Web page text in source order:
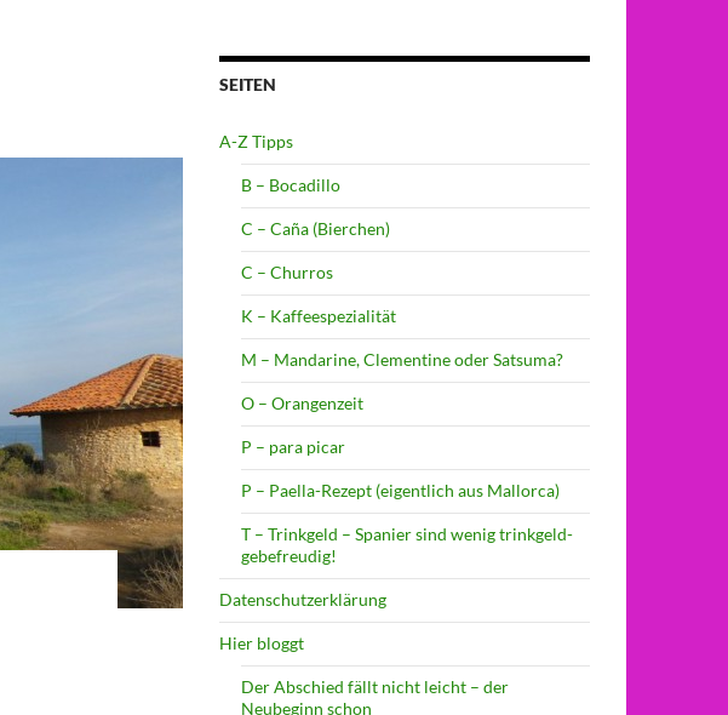
SEITEN
A-Z Tipps
B – Bocadillo
C – Caña (Bierchen)
C – Churros
K – Kaffeespezialität
M – Mandarine, Clementine oder Satsuma?
O – Orangenzeit
P – para picar
P – Paella-Rezept (eigentlich aus Mallorca)
T – Trinkgeld – Spanier sind wenig trinkgeld-
gebefreudig!
Datenschutzerklärung
Hier bloggt
Der Abschied fällt nicht leicht – der
Neubeginn schon